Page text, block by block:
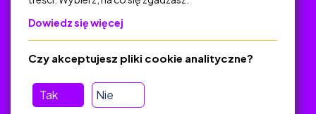
Polityka Prywatności
Regulamin
O platformie
Baza materiałów dydaktycznych
Jak zostać autorem
Dowiedz się więcej
Tak Nie
Czy akceptujesz pliki cookie analityczne?